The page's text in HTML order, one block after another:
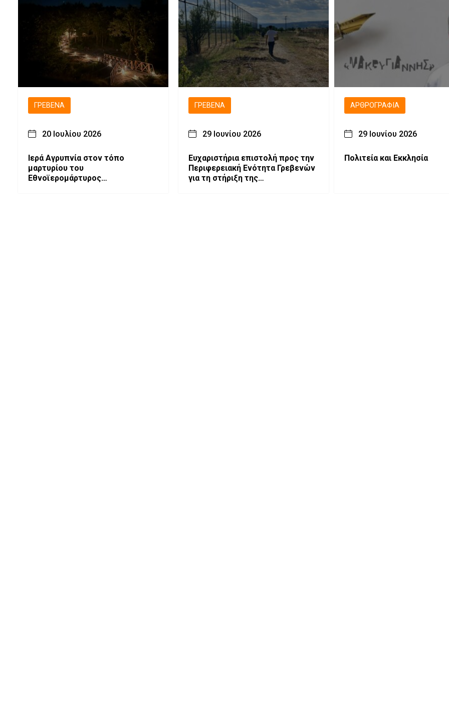
ΓΡΕΒΕΝΆ
20 Ιουλίου 2026
Ιερά Αγρυπνία στον τόπο
μαρτυρίου του
Εθνοϊερομάρτυρος
ΓΡΕΒΕΝΆ
29 Ιουνίου 2026
Ευχαριστήρια επιστολή προς την
Περιφερειακή Ενότητα Γρεβενών
για τη στήριξη της
ΑΡΘΡΟΓΡΑΦΊΑ
29 Ιουνίου 2026
Πολιτεία και Εκκλησία